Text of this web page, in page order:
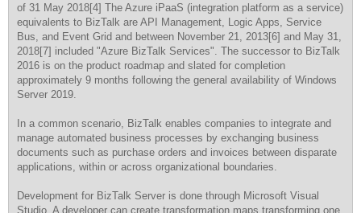
of 31 May 2018[4] The Azure iPaaS (integration platform as a service)
equivalents to BizTalk are API Management, Logic Apps, Service
Bus, and Event Grid and between November 21, 2013[6] and May 31,
2018[7] included "Azure BizTalk Services". The successor to BizTalk
2016 is on the product roadmap and slated for completion
approximately 9 months following the general availability of Windows
Server 2019.
In a common scenario, BizTalk enables companies to integrate and
manage automated business processes by exchanging business
documents such as purchase orders and invoices between disparate
applications, within or across organizational boundaries.
Development for BizTalk Server is done through Microsoft Visual
Studio. A developer can create transformation maps transforming one